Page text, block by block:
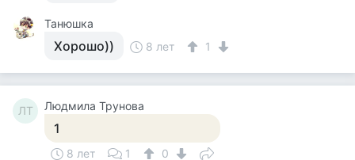
Танюшка
Хорошо)) 8 лет 1
ЛТ Людмила Трунова
1
8 лет 1 0